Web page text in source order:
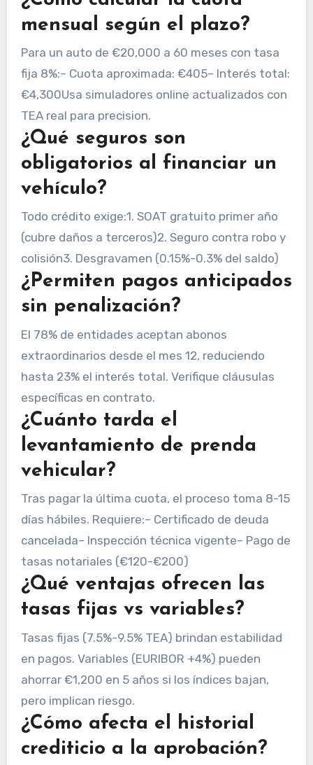
mensual según el plazo?
Para un auto de €20,000 a 60 meses con tasa
fija 8%:– Cuota aproximada: €405– Interés total:
€4,300Usa simuladores online actualizados con
TEA real para precision.
¿Qué seguros son
obligatorios al financiar un
vehículo?
Todo crédito exige:1. SOAT gratuito primer año
(cubre daños a terceros)2. Seguro contra robo y
colisión3. Desgravamen (0.15%-0.3% del saldo)
¿Permiten pagos anticipados
sin penalización?
El 78% de entidades aceptan abonos
extraordinarios desde el mes 12, reduciendo
hasta 23% el interés total. Verifique cláusulas
específicas en contrato.
¿Cuánto tarda el
levantamiento de prenda
vehicular?
Tras pagar la última cuota, el proceso toma 8-15
días hábiles. Requiere:– Certificado de deuda
cancelada– Inspección técnica vigente– Pago de
tasas notariales (€120-€200)
¿Qué ventajas ofrecen las
tasas fijas vs variables?
Tasas fijas (7.5%-9.5% TEA) brindan estabilidad
en pagos. Variables (EURIBOR +4%) pueden
ahorrar €1,200 en 5 años si los índices bajan,
pero implican riesgo.
¿Cómo afecta el historial
crediticio a la aprobación?